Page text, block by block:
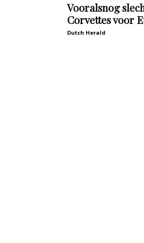
Vooralsnog
Corvettes voor
Dutch Herald